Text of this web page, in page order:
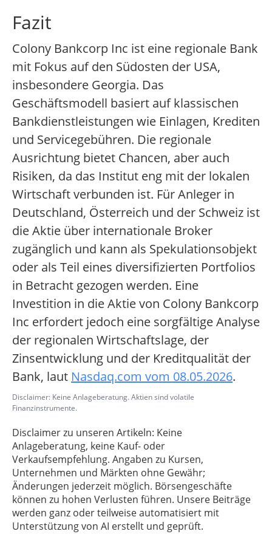
Fazit
Colony Bankcorp Inc ist eine regionale Bank
mit Fokus auf den Südosten der USA,
insbesondere Georgia. Das
Geschäftsmodell basiert auf klassischen
Bankdienstleistungen wie Einlagen, Krediten
und Servicegebühren. Die regionale
Ausrichtung bietet Chancen, aber auch
Risiken, da das Institut eng mit der lokalen
Wirtschaft verbunden ist. Für Anleger in
Deutschland, Österreich und der Schweiz ist
die Aktie über internationale Broker
zugänglich und kann als Spekulationsobjekt
oder als Teil eines diversifizierten Portfolios
in Betracht gezogen werden. Eine
Investition in die Aktie von Colony Bankcorp
Inc erfordert jedoch eine sorgfältige Analyse
der regionalen Wirtschaftslage, der
Zinsentwicklung und der Kreditqualität der
Bank, laut Nasdaq.com vom 08.05.2026.
Disclaimer: Keine Anlageberatung. Aktien sind volatile
Finanzinstrumente.
Disclaimer zu unseren Artikeln: Keine
Anlageberatung, keine Kauf- oder
Verkaufsempfehlung. Angaben zu Kursen,
Unternehmen und Märkten ohne Gewähr;
Änderungen jederzeit möglich. Börsengeschäfte
können zu hohen Verlusten führen. Unsere Beiträge
werden ganz oder teilweise automatisiert mit
Unterstützung von AI erstellt und geprüft.